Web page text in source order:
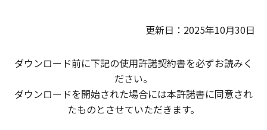
更新日：2025年10月30日
ダウンロード前に下記の使用許諾契約書を必ずお読みく
ださい。
ダウンロードを開始された場合には本許諾書に同意され
たものとさせていただきます。